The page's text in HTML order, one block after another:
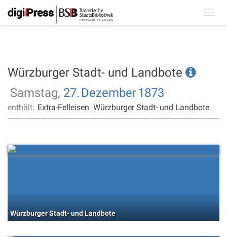
Würzburger Stadt- und Landbote
Samstag, 27. Dezember1873
enthält: Extra-Felleisen Würzburger Stadt- und Landbote
Würzburger Stadt- und Landbote